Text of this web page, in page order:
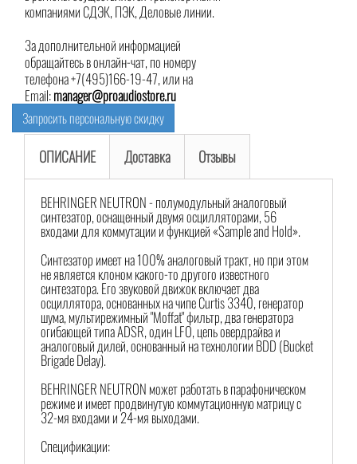
компаниями СДЭК, ПЭК, Деловые линии.
За дополнительной информацией
обращайтесь в онлайн-чат, по номеру
телефона +7(495)166-19-47, или на
Email:manager@proaudiostore.ru
Запросить персональную скидку
ОПИСАНИЕ Доставка Отзывы
BEHRINGER NEUTRON - полумодульный аналоговый
синтезатор, оснащенный двумя осцилляторами, 56
входами для коммутации и функцией «Sample and Hold».
Синтезатор имеет на 100% аналоговый тракт, но при этом
не является клоном какого-то другого известного
синтезатора. Его звуковой движок включает два
осциллятора, основанных на чипе Curtis 3340, генератор
шума, мультирежимный "Moffat" фильтр, два генератора
огибающей типа ADSR, один LFO, цепь овердрайва и
аналоговый дилей, основанный на технологии BDD (Bucket
Brigade Delay).
BEHRINGER NEUTRON может работать в парафоническом
режиме и имеет продвинутую коммутационную матрицу с
32-мя входами и 24-мя выходами.
Спецификации: